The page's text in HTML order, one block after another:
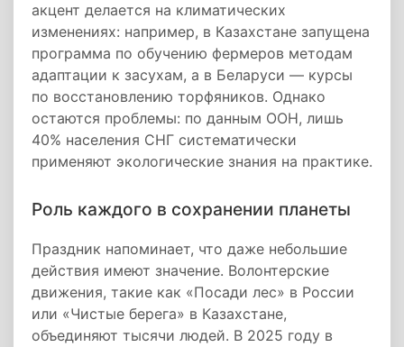
акцент делается на климатических
изменениях: например, в Казахстане запущена
программа по обучению фермеров методам
адаптации к засухам, а в Беларуси — курсы
по восстановлению торфяников. Однако
остаются проблемы: по данным ООН, лишь
40% населения СНГ систематически
применяют экологические знания на практике.
Роль каждого в сохранении планеты
Праздник напоминает, что даже небольшие
действия имеют значение. Волонтерские
движения, такие как «Посади лес» в России
или «Чистые берега» в Казахстане,
объединяют тысячи людей. В 2025 году в